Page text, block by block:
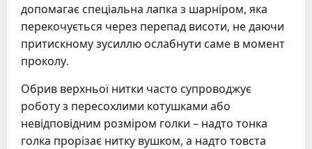
допомагає спеціальна лапка з шарніром, яка
перекочується через перепад висоти, не даючи
притискному зусиллю ослабнути саме в момент
проколу.
Обрив верхньої нитки часто супроводжує
роботу з пересохлими котушками або
невідповідним розміром голки – надто тонка
голка прорізає нитку вушком, а надто товста